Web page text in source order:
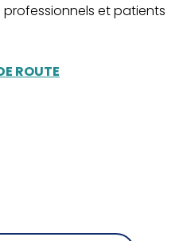
et patients
ROUTE